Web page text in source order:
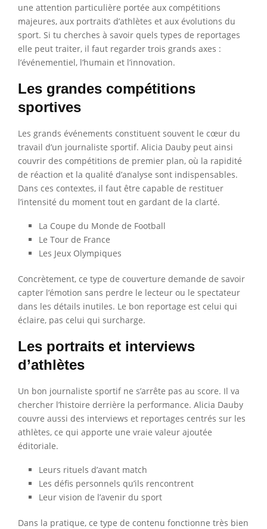
une attention particulière portée aux compétitions
majeures, aux portraits d’athlètes et aux évolutions du
sport. Si tu cherches à savoir quels types de reportages
elle peut traiter, il faut regarder trois grands axes :
l’événementiel, l’humain et l’innovation.
Les grandes compétitions
sportives
Les grands événements constituent souvent le cœur du
travail d’un journaliste sportif. Alicia Dauby peut ainsi
couvrir des compétitions de premier plan, où la rapidité
de réaction et la qualité d’analyse sont indispensables.
Dans ces contextes, il faut être capable de restituer
l’intensité du moment tout en gardant de la clarté.
La Coupe du Monde de Football
Le Tour de France
Les Jeux Olympiques
Concrètement, ce type de couverture demande de savoir
capter l’émotion sans perdre le lecteur ou le spectateur
dans les détails inutiles. Le bon reportage est celui qui
éclaire, pas celui qui surcharge.
Les portraits et interviews
d’athlètes
Un bon journaliste sportif ne s’arrête pas au score. Il va
chercher l’histoire derrière la performance. Alicia Dauby
couvre aussi des interviews et reportages centrés sur les
athlètes, ce qui apporte une vraie valeur ajoutée
éditoriale.
Leurs rituels d’avant match
Les défis personnels qu’ils rencontrent
Leur vision de l’avenir du sport
Dans la pratique, ce type de contenu fonctionne très bien